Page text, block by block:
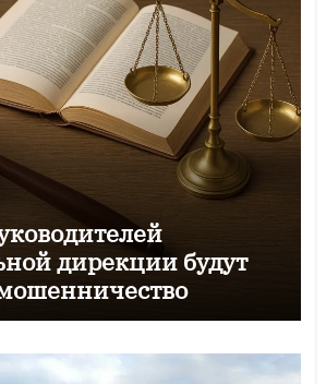
дирекции будут